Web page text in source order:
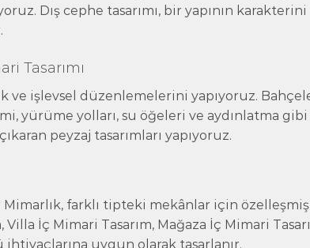
Dış cephe tasarımı, bir yapının karakterini
Tasarımı
ve işlevsel düzenlemelerini yapıyoruz.
yürüme yolları, su öğeleri ve aydınlatma gibi
peyzaj tasarımları yapıyoruz.
farklı tipteki mekânlar için özelleşmiş
İç Mimari Tasarım, Mağaza İç Mimari
uygun olarak tasarlanır.